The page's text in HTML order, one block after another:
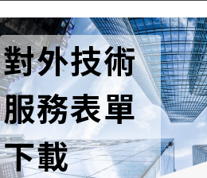
對外技術
服務表單
下載